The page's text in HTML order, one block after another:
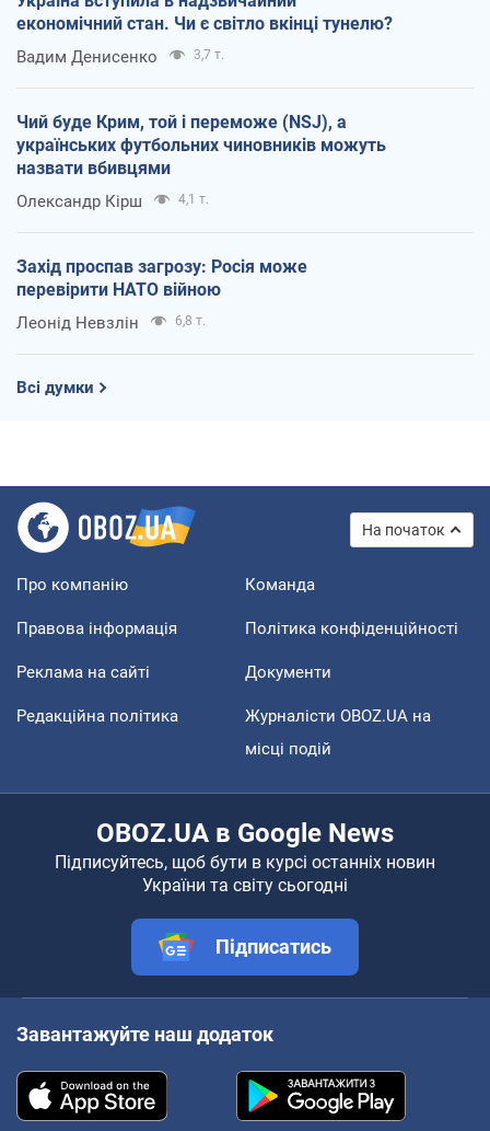
економічний стан. Чи є світло вкінці тунелю?
Вадим Денисенко 3,7 т.
Чий буде Крим, той і переможе (NSJ), а
українських футбольних чиновників можуть
назвати вбивцями
Олександр Кірш 4,1 т.
Захід проспав загрозу: Росія може
перевірити НАТО війною
Леонід Невзлін 6,8 т.
Всі думки
На початок
Про компанію Команда
Правова інформація Політика конфіденційності
Реклама на сайті Документи
Редакційна політика
Журналісти OBOZ.UA на
місці подій
OBOZ.UA в Google News
Підписуйтесь, щоб бути в курсі останніх новин
України та світу сьогодні
Підписатись
Завантажуйте наш додаток